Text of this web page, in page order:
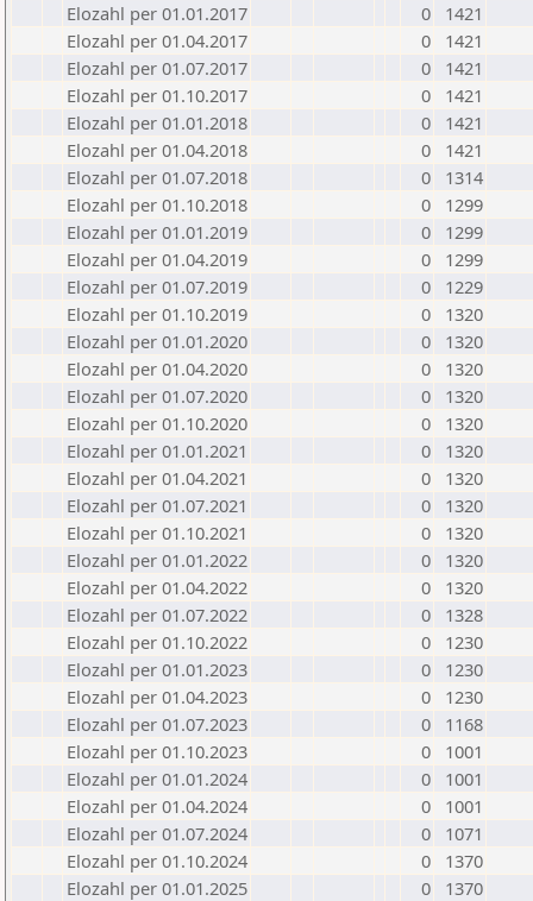
Elozahl per 01.01.2017
0
1421
Elozahl per 01.04.2017
0
1421
Elozahl per 01.07.2017
0
1421
Elozahl per 01.10.2017
0
1421
Elozahl per 01.01.2018
0
1421
Elozahl per 01.04.2018
0
1421
Elozahl per 01.07.2018
0
1314
Elozahl per 01.10.2018
0
1299
Elozahl per 01.01.2019
0
1299
Elozahl per 01.04.2019
0
1299
Elozahl per 01.07.2019
0
1229
Elozahl per 01.10.2019
0
1320
Elozahl per 01.01.2020
0
1320
Elozahl per 01.04.2020
0
1320
Elozahl per 01.07.2020
0
1320
Elozahl per 01.10.2020
0
1320
Elozahl per 01.01.2021
0
1320
Elozahl per 01.04.2021
0
1320
Elozahl per 01.07.2021
0
1320
Elozahl per 01.10.2021
0
1320
Elozahl per 01.01.2022
0
1320
Elozahl per 01.04.2022
0
1320
Elozahl per 01.07.2022
0
1328
Elozahl per 01.10.2022
0
1230
Elozahl per 01.01.2023
0
1230
Elozahl per 01.04.2023
0
1230
Elozahl per 01.07.2023
0
1168
Elozahl per 01.10.2023
0
1001
Elozahl per 01.01.2024
0
1001
Elozahl per 01.04.2024
0
1001
Elozahl per 01.07.2024
0
1071
Elozahl per 01.10.2024
0
1370
Elozahl per 01.01.2025
0
1370